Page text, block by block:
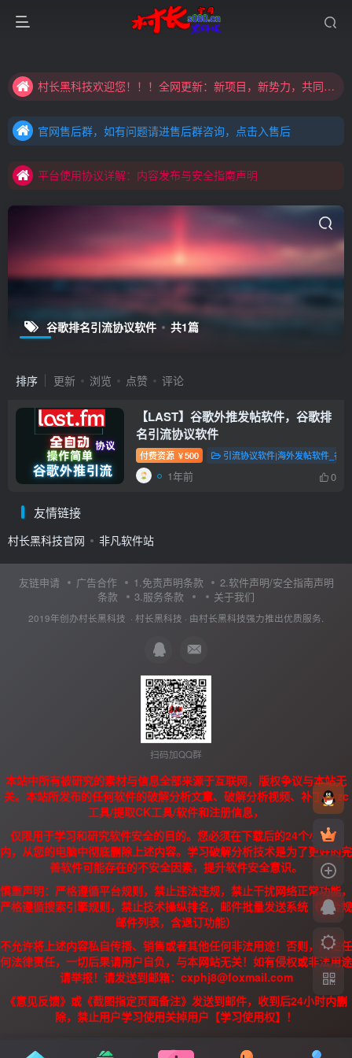
村长黑科技欢迎您！！！全网更新：新项目，新势力，共同发展
村长黑科技欢迎您！！！全网更新：新项目，新势力，共同发展
官网售后群，如有问题请进售后群咨询，点击入售后
平台使用协议详解：内容发布与安全指南声明
谷歌排名引流协议软件 共1篇
排序 更新 浏览 点赞 评论
【LAST】谷歌外推发帖软件，谷歌排
名引流协议软件
付费资源 ￥500 引流协议软件|海外发帖软件_谷
1年前 0
友情链接
村长黑科技官网 非凡软件站
友链申请 广告合作 1.免责声明条款
2.软件声明/安全指南声明
条款
3.服务条款 关于我们
2019年创办村长黑科技 · 村长黑科技 · 由村长黑科技强力推出优质服务.
扫码加QQ群
本站中所有被研究的素材与信息全部来源于互联网，版权争议与本站无
关。本站所发布的任何软件的破解分析文章、破解分析视频、补丁、/zc
工具/提取CK工具/软件和注册信息，
仅限用于学习和研究软件安全的目的。您必须在下载后的24个小时之
内，从您的电脑中彻底删除上述内容。学习破解分析技术是为了更好的完
善软件可能存在的不安全因素，提升软件安全意识。
慎重声明：严格遵循平台规则，禁止违法违规，禁止干扰网络正常功能，
严格遵循搜索引擎规则，禁止技术操纵排名，邮件批量发送系统（需合规
邮件列表，含退订功能）
不允许将上述内容私自传播、销售或者其他任何非法用途！否则，产生任
何法律责任，一切后果请用户自负，与本网站无关！如有侵权或非法用途
请举报！请发送到邮箱：cxphj8@foxmail.com
《意见反馈》或《截图指定页面备注》发送到邮件，收到后24小时内删
除，禁止用户学习使用关掉用户【学习使用权】！